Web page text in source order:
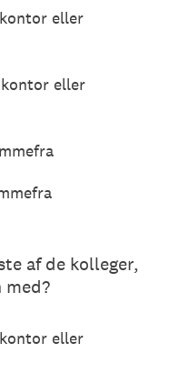
eller
eller
af de kolleger,
med?
eller